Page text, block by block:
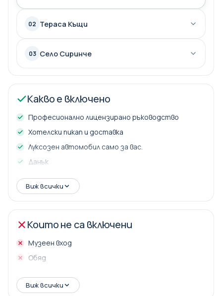
02 Тераса Къщи
03 Село Сиринче
Какво е включено
Професионално лицензирано ръководство
Хотелски пикап и доставка
Луксозен автомобил само за вас.
Данък
Виж всички
Които не са включени
Музеен вход
Обяд
Виж всички